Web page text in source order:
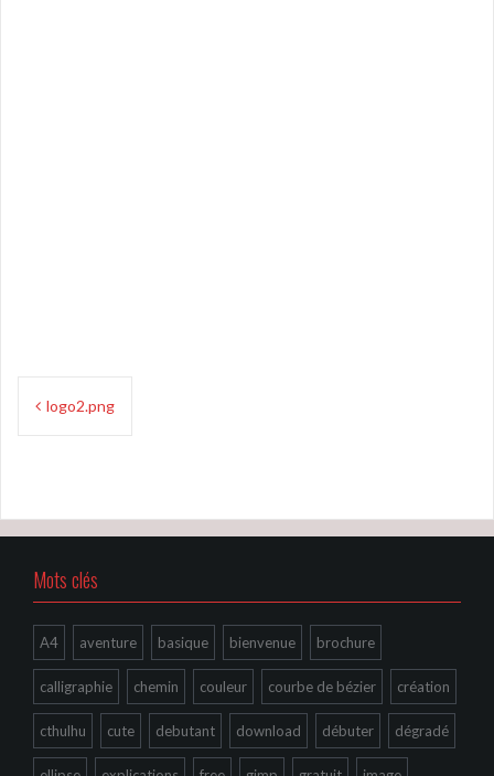
Navigation
logo2.png
Mots clés
A4 aventure basique bienvenue brochure
calligraphie chemin couleur courbe de bézier création
cthulhu cute debutant download débuter dégradé